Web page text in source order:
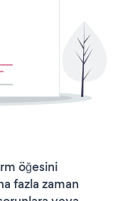
öğesini
fazla zaman